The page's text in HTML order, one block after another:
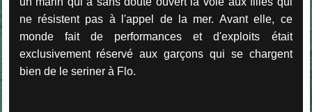
ne résistent pas à l'appel de la mer. Avant elle, ce
monde fait de performances et d'exploits était
exclusivement réservé aux garçons qui se chargent
bien de le seriner à Flo.